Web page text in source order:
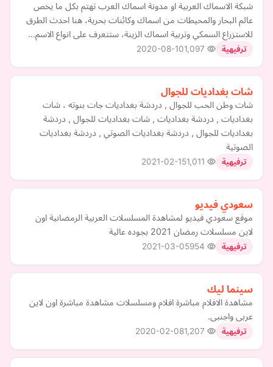
شبكة الاسماك العربية او مدونة اسماك العرب تهتم بكل ما يخص
عالم البحار والمحيطات من اسماك وكائنات بحرية، هنا احدث الطرق
للاستزراع السمكي وتربية اسماك الزينة، ستتعرف على انواع الاسم…
ترفيهية 2020-08-10
شات بغداديات للجوال
شات وطن الحب للجوال , دردشة بغداديات جات بنوته ، شات
بغداديات , دردشة بغداديات , شات بغداديات للجوال , دردشة
بغداديات للجوال , دردشة بغداديات الصوتي , دردشة بغداديات
الصوتية
ترفيهية 2021-02-15
سعودي فيديو
موقع سعودي فيديو لمشاهدة المسلسلات العربية الرمضانية اون
لاين مسلسلات رمضان 2021 بجوده عالية
ترفيهية 2021-03-05
سينما ليك
مشاهدة الافلام مباشرة افلام ومسلسلات مشاهدة مباشرة اون لاين
عربى واجنبى.
ترفيهية 2020-02-08